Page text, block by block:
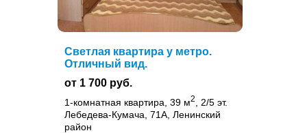
Светлая квартира у метро.
Отличный вид.
от 1 700 руб.
1-комнатная квартира, 39 м2
, 2/5 эт.
Лебедева-Кумача, 71А, Ленинский
район